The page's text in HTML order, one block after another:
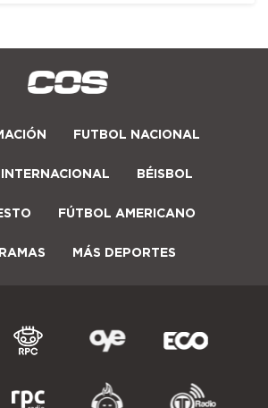
FUTBOL NACIONAL
BÉISBOL
FÚTBOL AMERICANO
MÁS DEPORTES